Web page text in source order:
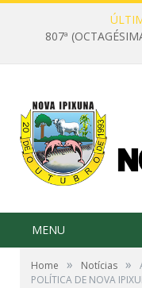
807ª
MENU
Home » Notícias »
POLÍTICA DE NOVA